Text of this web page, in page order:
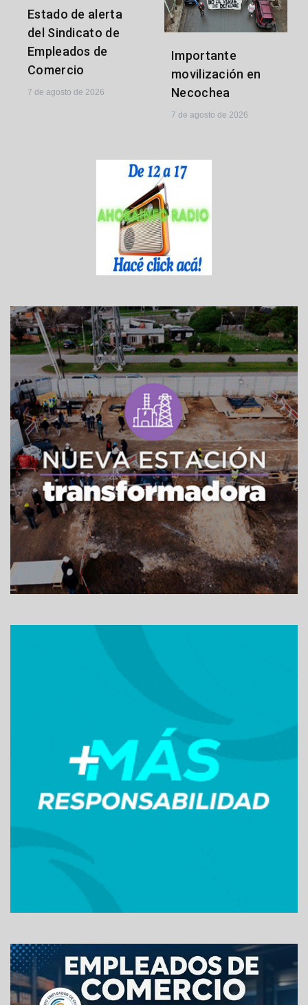
Estado de alerta
del Sindicato de
Empleados de
Comercio
7 de agosto de 2026
Importante
movilización en
Necochea
7 de agosto de 2026